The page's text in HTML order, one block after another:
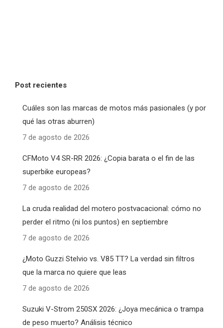
Post recientes
Cuáles son las marcas de motos más pasionales (y por
qué las otras aburren)
7 de agosto de 2026
CFMoto V4 SR-RR 2026: ¿Copia barata o el fin de las
superbike europeas?
7 de agosto de 2026
La cruda realidad del motero postvacacional: cómo no
perder el ritmo (ni los puntos) en septiembre
7 de agosto de 2026
¿Moto Guzzi Stelvio vs. V85 TT? La verdad sin filtros
que la marca no quiere que leas
7 de agosto de 2026
Suzuki V-Strom 250SX 2026: ¿Joya mecánica o trampa
de peso muerto? Análisis técnico